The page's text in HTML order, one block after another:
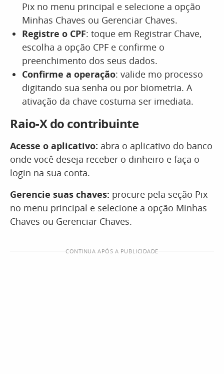
Pix no menu principal e selecione a opção
Minhas Chaves ou Gerenciar Chaves.
Registre o CPF: toque em Registrar Chave,
escolha a opção CPF e confirme o
preenchimento dos seus dados.
Confirme a operação: valide mo processo
digitando sua senha ou por biometria. A
ativação da chave costuma ser imediata.
Raio-X do contribuinte
Acesse o aplicativo: abra o aplicativo do banco
onde você deseja receber o dinheiro e faça o
login na sua conta.
Gerencie suas chaves: procure pela seção Pix
no menu principal e selecione a opção Minhas
Chaves ou Gerenciar Chaves.
CONTINUA APÓS A PUBLICIDADE